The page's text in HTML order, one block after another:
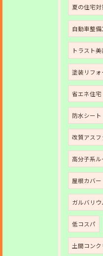
夏の住宅対
自動車整備
トラスト美
塗装リフォ
省エネ住宅
防水シート
改質アスフ
高分子系ル
屋根カバー
ガルバリウ
低コスパ
土間コンク